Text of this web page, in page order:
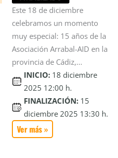
Este 18 de diciembre
celebramos un momento
muy especial: 15 años de la
Asociación Arrabal-AID en la
provincia de Cádiz,...
INICIO: 18 diciembre
2025 12:00 h.
FINALIZACIÓN: 15
diciembre 2025 13:30 h.
Ver más »